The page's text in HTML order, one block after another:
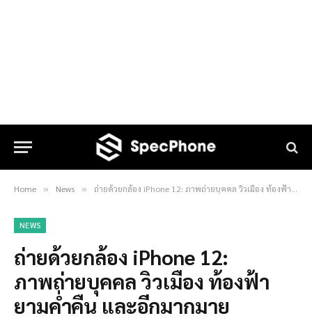
Home » News » ถ่ายด้วยกล้อง iPhone 12: ภาพถ่ายบุคคล วิวเมือง ท้องฟ้ายามค่ำคืน และอีกมากมาย
NEWS
ถ่ายด้วยกล้อง iPhone 12:
ภาพถ่ายบุคคล วิวเมือง ท้องฟ้า
ยามค่ำคืน และอีกมากมาย